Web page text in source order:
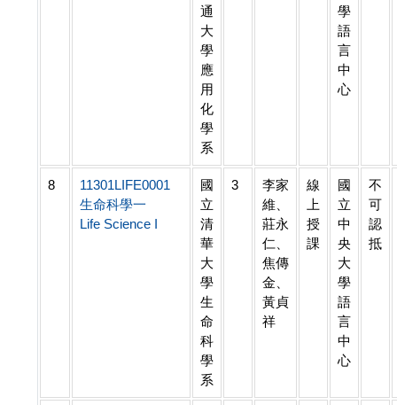
通
大
學
應
用
化
學
系
學
語
言
中
心
8
11301LIFE0001
生命科學一
Life Science I
國
立
清
華
大
學
生
命
科
學
系
3
李家
維、
莊永
仁、
焦傳
金、
黃貞
祥
線
上
授
課
國
立
中
央
大
學
語
言
中
心
不
可
認
抵